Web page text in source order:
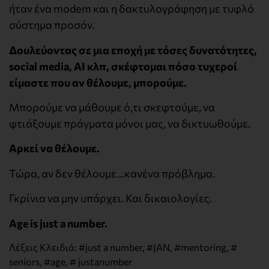
ήταν ένα modem και η δακτυλογράφηση με τυφλό
σύστημα προσόν.
Δουλεύοντας σε μια εποχή με τόσες δυνατότητες,
social media, AI κλπ, σκέφτομαι πόσο τυχεροί
είμαστε που αν θέλουμε, μπορούμε.
Μπορούμε να μάθουμε ό,τι σκεφτούμε, να
φτιάξουμε πράγματα μόνοι μας, να δικτυωθούμε.
Αρκεί να θέλουμε.
Τώρα, αν δεν θέλουμε…κανένα πρόβλημα.
Γκρίνια να μην υπάρχει. Και δικαιολογίες.
Age is just a number.
Λέξεις Κλειδιά: #just a number, #JAN, #mentoring, #
seniors, #age, # justanumber